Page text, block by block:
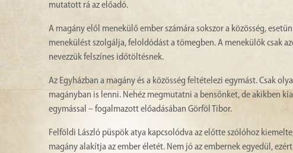
mutatott rá az előadó.
A magány elől menekülő ember számára sokszor a közösség,
menekülést szolgálja, feloldódást a tömegben. A menekülők csak
nevezzük felszínes időtöltésnek.
Az Egyházban a magány és a közösség feltételezi egymást. Csak
magányban is lenni. Nehéz megmutatni a bensőnket, de akikben
egymással – fogalmazott előadásában Görföl Tibor.
Felföldi László püspök atya kapcsolódva az előtte szólóhoz
magány alakítja az ember életét. Nem jó az embernek egyedül,